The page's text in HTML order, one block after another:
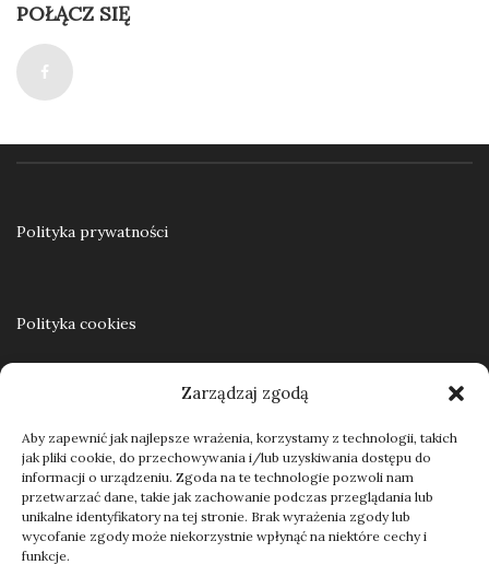
Zarządzaj zgodą
Aby zapewnić jak najlepsze wrażenia, korzystamy z technologii, takich
jak pliki cookie, do przechowywania i/lub uzyskiwania dostępu do
informacji o urządzeniu. Zgoda na te technologie pozwoli nam
przetwarzać dane, takie jak zachowanie podczas przeglądania lub
unikalne identyfikatory na tej stronie. Brak wyrażenia zgody lub
wycofanie zgody może niekorzystnie wpłynąć na niektóre cechy i
funkcje.
Dodaj do koszyka
POŁĄCZ SIĘ
Polityka prywatności
Polityka cookies
Kontakt